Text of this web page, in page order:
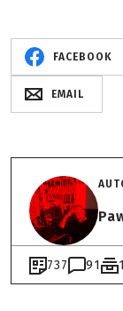
FACEBOOK
EMAIL
737 91 1